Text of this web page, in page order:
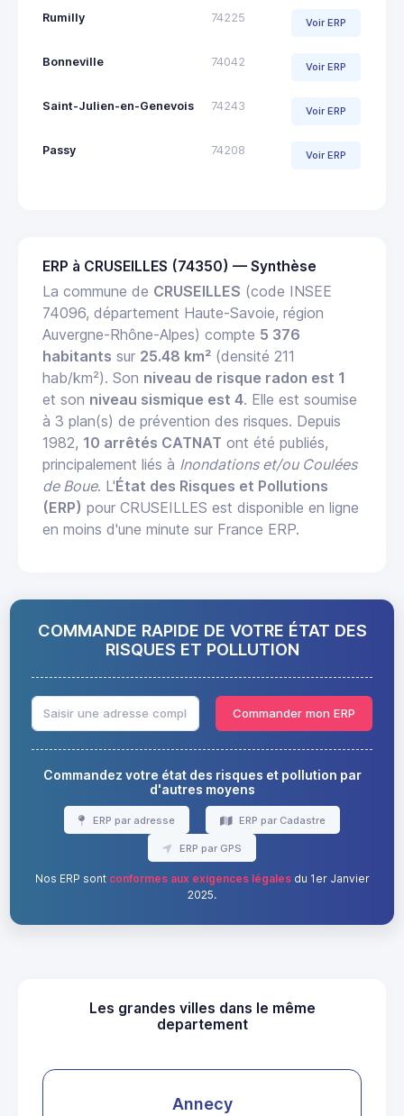
Rumilly 74225 Voir ERP
Bonneville 74042 Voir ERP
Saint-Julien-en-Genevois 74243 Voir ERP
Passy 74208 Voir ERP
ERP à CRUSEILLES (74350) — Synthèse
La commune de CRUSEILLES (code INSEE
74096, département Haute-Savoie, région
Auvergne-Rhône-Alpes) compte 5 376
habitants sur 25.48 km² (densité 211
hab/km²). Son niveau de risque radon est 1
et son niveau sismique est 4. Elle est soumise
à 3 plan(s) de prévention des risques. Depuis
1982, 10 arrêtés CATNAT ont été publiés,
principalement liés à Inondations et/ou Coulées
de Boue. L'État des Risques et Pollutions
(ERP) pour CRUSEILLES est disponible en ligne
en moins d'une minute sur France ERP.
COMMANDE RAPIDE DE VOTRE ÉTAT DES
RISQUES ET POLLUTION
Commander mon ERP
Commandez votre état des risques et pollution par
d'autres moyens
ERP par adresse ERP par Cadastre
ERP par GPS
Nos ERP sont conformes aux exigences légalesdu 1er Janvier
2025.
Les grandes villes dans le même
departement
Annecy